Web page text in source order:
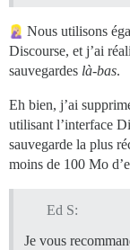
Nous utilisons
Discourse, et j’ai
sauvegardes là-bas.
Eh bien, j’ai
utilisant l’interface
sauvegarde la plus
moins de 100 Mo
Ed S:
Je vous